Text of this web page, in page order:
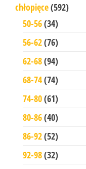
chłopięce(592)
50-56(34)
56-62(76)
62-68(94)
68-74(74)
74-80(61)
80-86(40)
86-92(52)
92-98(32)